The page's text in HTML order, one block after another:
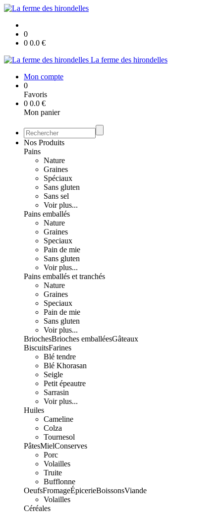
0
0 0.0 €
La ferme des hirondelles
Mon compte
0
Favoris
0 0.0 €
Mon panier
Nos Produits
Pains
Nature
Graines
Spéciaux
Sans gluten
Sans sel
Voir plus...
Pains emballés
Nature
Graines
Speciaux
Pain de mie
Sans gluten
Voir plus...
Pains emballés et tranchés
Nature
Graines
Speciaux
Pain de mie
Sans gluten
Voir plus...
BriochesBrioches emballéesGâteaux
BiscuitsFarines
Blé tendre
Blé Khorasan
Seigle
Petit épeautre
Sarrasin
Voir plus...
Huiles
Cameline
Colza
Tournesol
PâtesMielConserves
Porc
Volailles
Truite
Bufflonne
OeufsFromageÉpicerieBoissonsViande
Volailles
Céréales